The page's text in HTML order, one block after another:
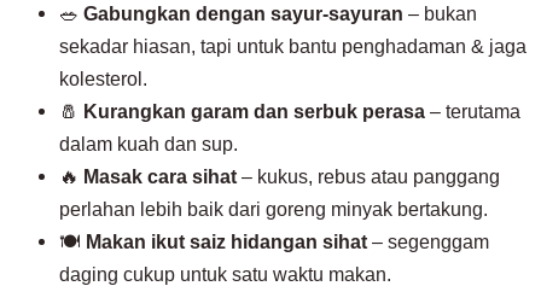
🥗Gabungkan dengan sayur-sayuran – bukan
sekadar hiasan, tapi untuk bantu penghadaman & jaga
kolesterol.
🧂 Kurangkan garam dan serbuk perasa – terutama
dalam kuah dan sup.
🔥 Masak cara sihat – kukus, rebus atau panggang
perlahan lebih baik dari goreng minyak bertakung.
🍽️ Makan ikut saiz hidangan sihat – segenggam
daging cukup untuk satu waktu makan.